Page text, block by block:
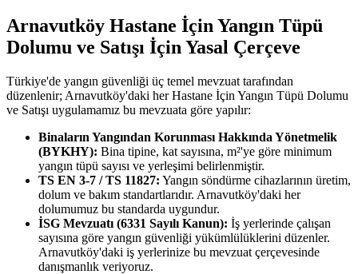
Arnavutköy Hastane İçin Yangın Tüpü
Dolumu ve Satışı İçin Yasal Çerçeve
Türkiye'de yangın güvenliği üç temel mevzuat tarafından
düzenlenir; Arnavutköy'daki her Hastane İçin Yangın Tüpü Dolumu
ve Satışı uygulamamız bu mevzuata göre yapılır:
Binaların Yangından Korunması Hakkında Yönetmelik
(BYKHY): Bina tipine, kat sayısına, m²'ye göre minimum
yangın tüpü sayısı ve yerleşimi belirlenmiştir.
TS EN 3-7 / TS 11827: Yangın söndürme cihazlarının üretim,
dolum ve bakım standartlarıdır. Arnavutköy'daki her
dolumumuz bu standarda uygundur.
İSG Mevzuatı (6331 Sayılı Kanun): İş yerlerinde çalışan
sayısına göre yangın güvenliği yükümlülüklerini düzenler.
Arnavutköy'daki iş yerlerinize bu mevzuat çerçevesinde
danışmanlık veriyoruz.